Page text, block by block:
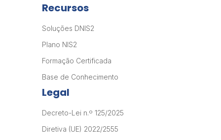
Recursos
Soluções DNIS2
Plano NIS2
Formação Certificada
Base de Conhecimento
Legal
Decreto-Lei n.º 125/2025
Diretiva (UE) 2022/2555